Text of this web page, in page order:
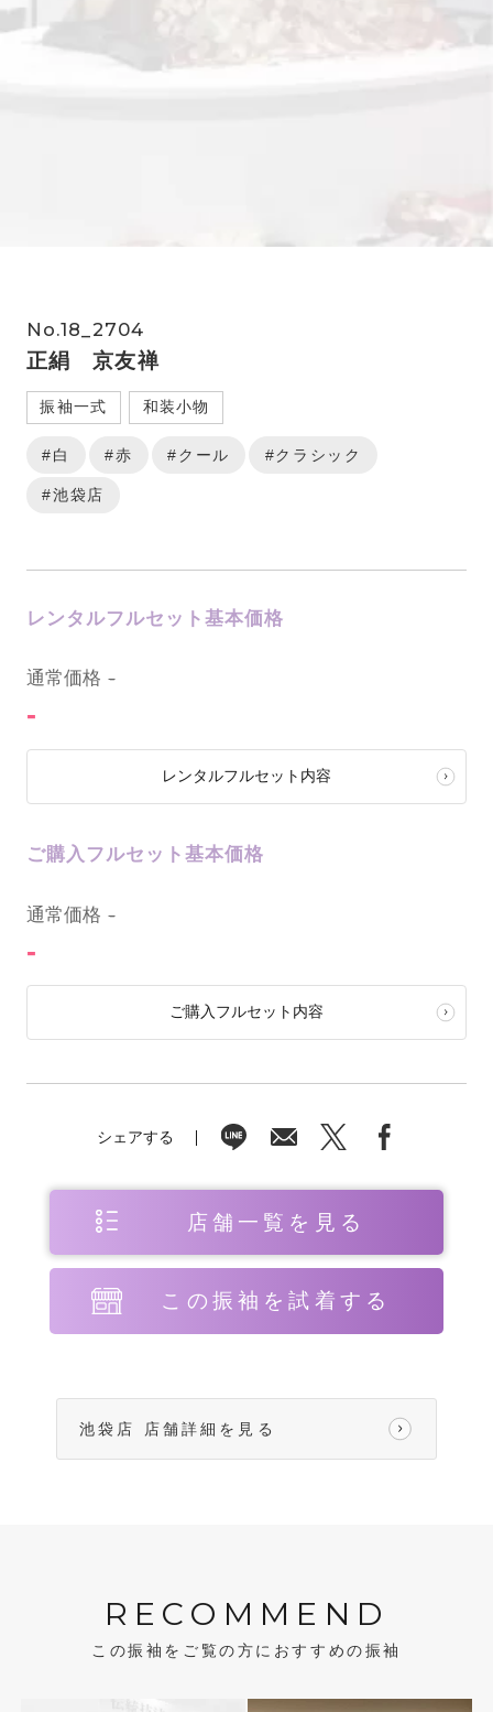
No.18_2704
正絹 京友禅
振袖一式 和装小物
#白 #赤 #クール #クラシック
#池袋店
レンタルフルセット基本価格
通常価格 -
-
レンタルフルセット内容
ご購入フルセット基本価格
通常価格 -
-
ご購入フルセット内容
シェアする
店舗一覧を見る
この振袖を試着する
池袋店 店舗詳細を見る
RECOMMEND
この振袖をご覧の方におすすめの振袖